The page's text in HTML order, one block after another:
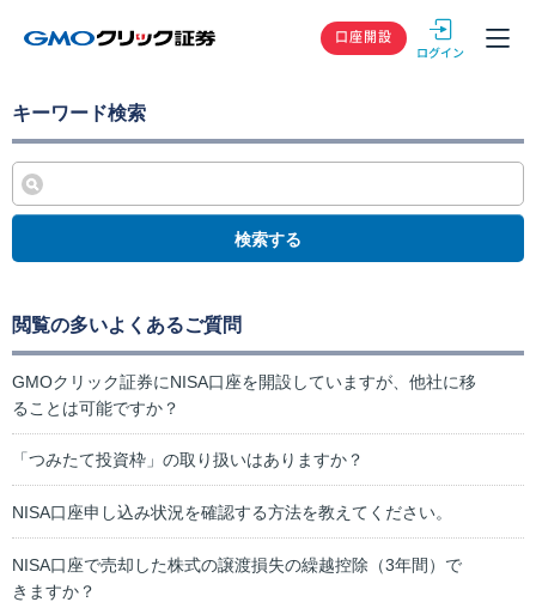
GMOクリック
口座開設
キーワード検索
検索する
閲覧の多いよくあるご質問
GMOクリック証券にNISA口座を開設していますが、他社に移
ることは可能ですか？
「つみたて投資枠」の取り扱いはありますか？
NISA口座申し込み状況を確認する方法を教えてください。
NISA口座で売却した株式の譲渡損失の繰越控除（3年間）で
きますか？